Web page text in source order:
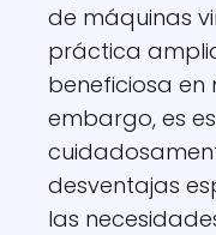
de máquinas
práctica
beneficiosa en
embargo, es
desventajas
las